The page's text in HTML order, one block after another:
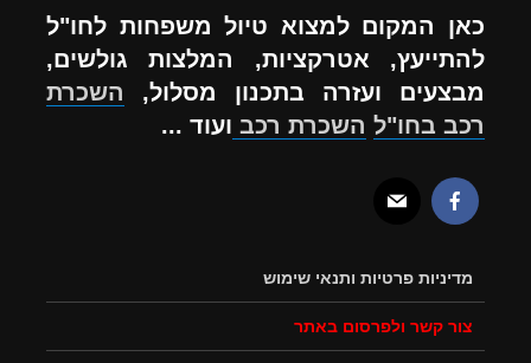
כאן המקום למצוא טיול משפחות לחו"ל
להתייעץ, אטרקציות, המלצות גולשים,
מבצעים ועזרה בתכנון מסלול, השכרת
רכב בחו"ל השכרת רכב ועוד ...
מדיניות פרטיות ותנאי שימוש
צור קשר ולפרסום באתר